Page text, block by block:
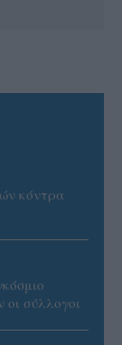
κόντρα
σύλλογοι